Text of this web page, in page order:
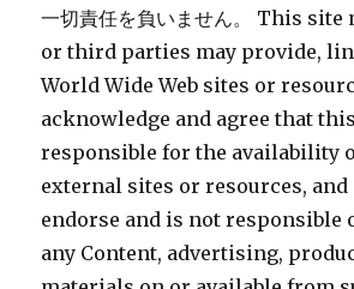
一切責任を負いません。 This
or third parties may provide,
World Wide Web sites or
acknowledge and agree that
responsible for the availability
external sites or resources, and
endorse and is not responsible
any Content, advertising,